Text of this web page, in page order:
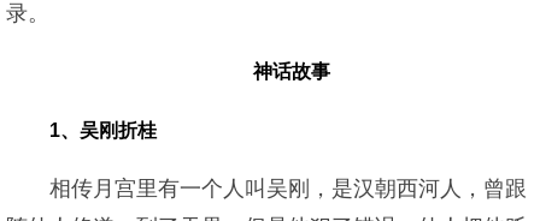
录。
神话故事
1、吴刚折桂
相传月宫里有一个人叫吴刚，是汉朝西河人，曾跟